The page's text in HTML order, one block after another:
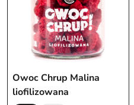
Sortuj
Owoc Chrup Malina
liofilizowana